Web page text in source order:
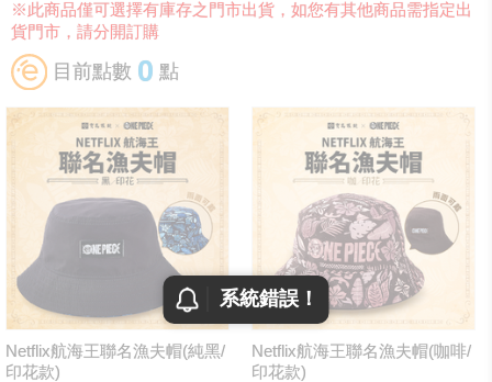
※此商品僅可選擇有庫存之門市出貨，如您有其他商品需指定出
貨門市，請分開訂購
目前點數 0 點
Netflix航海王聯名漁夫帽(純黑/
印花款)
Netflix航海王聯名漁夫帽(咖啡/
印花款)
系統錯誤！